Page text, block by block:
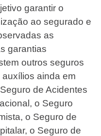
garantir o
ao segurado e
as
garantias
outros seguros
ainda em
de Acidentes
o Seguro
o Seguro de
o Seguro de